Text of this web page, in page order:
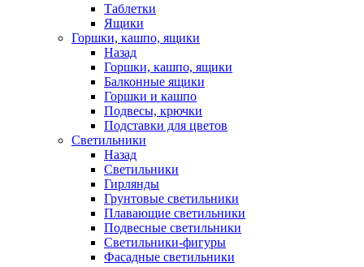
Таблетки
Ящики
Горшки, кашпо, ящики
Назад
Горшки, кашпо, ящики
Балконные ящики
Горшки и кашпо
Подвесы, крючки
Подставки для цветов
Светильники
Назад
Светильники
Гирлянды
Грунтовые светильники
Плавающие светильники
Подвесные светильники
Светильники-фигуры
Фасадные светильники